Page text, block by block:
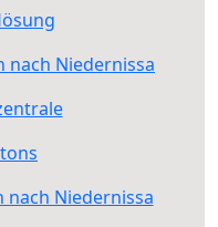
nach Niedernissa
nach Niedernissa